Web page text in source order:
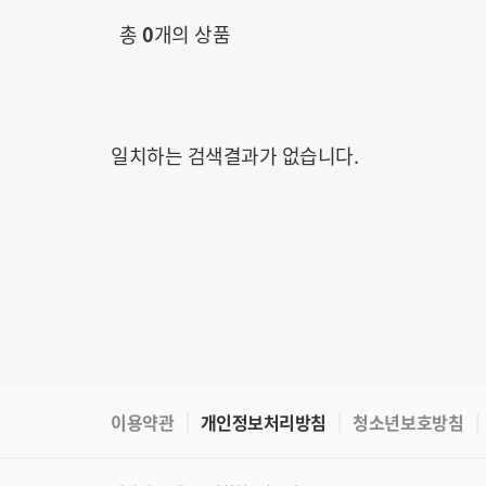
총0개의 상품
일치하는 검색결과가 없습니다.
이용약관 개인정보처리방침 청소년보호방침